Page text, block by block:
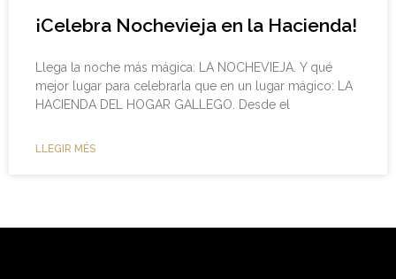
¡Celebra Nochevieja en la Hacienda!
Llega la noche más mágica: LA NOCHEVIEJA. Y qué
mejor lugar para celebrarla que en un lugar mágico: LA
HACIENDA DEL HOGAR GALLEGO. Desde el
LLEGIR MÉS